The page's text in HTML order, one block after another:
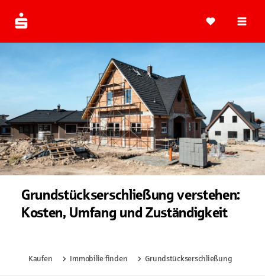
Grundstückserschließung verstehen:
Kosten, Umfang und Zuständigkeit
Kaufen Immobilie finden Grundstückserschließung